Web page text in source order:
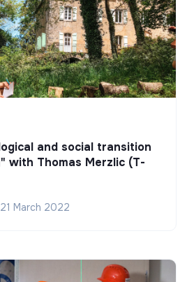
and social transition
with Thomas Merzlic (T-
21 March 2022